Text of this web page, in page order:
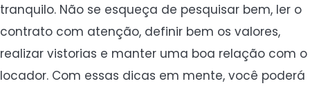
tranquilo. Não se esqueça de pesquisar bem, ler o
contrato com atenção, definir bem os valores,
realizar vistorias e manter uma boa relação com o
locador. Com essas dicas em mente, você poderá